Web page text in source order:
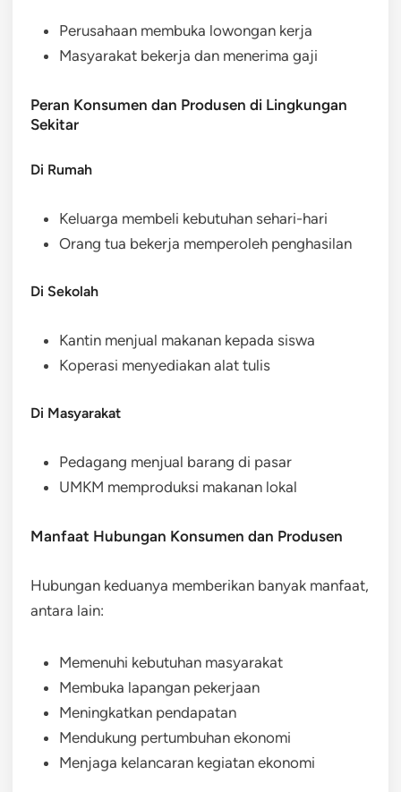
Perusahaan membuka lowongan kerja
Masyarakat bekerja dan menerima gaji
Peran Konsumen dan Produsen di Lingkungan
Sekitar
Di Rumah
Keluarga membeli kebutuhan sehari-hari
Orang tua bekerja memperoleh penghasilan
Di Sekolah
Kantin menjual makanan kepada siswa
Koperasi menyediakan alat tulis
Di Masyarakat
Pedagang menjual barang di pasar
UMKM memproduksi makanan lokal
Manfaat Hubungan Konsumen dan Produsen
Hubungan keduanya memberikan banyak manfaat,
antara lain:
Memenuhi kebutuhan masyarakat
Membuka lapangan pekerjaan
Meningkatkan pendapatan
Mendukung pertumbuhan ekonomi
Menjaga kelancaran kegiatan ekonomi